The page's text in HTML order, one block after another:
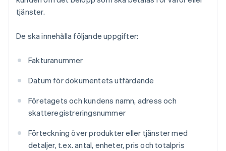
tjänster.
De ska innehålla följande uppgifter:
Fakturanummer
Datum för dokumentets utfärdande
Företagets och kundens namn, adress och
skatteregistreringsnummer
Förteckning över produkter eller tjänster med
detaljer, t.ex. antal, enheter, pris och totalpris